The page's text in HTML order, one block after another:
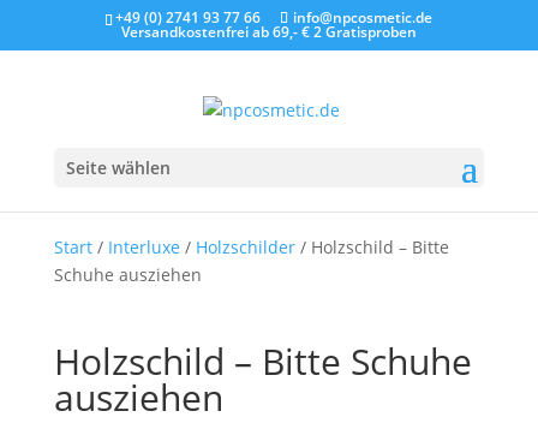
+49 (0) 2741 93 77 66 info@npcosmetic.de
Versandkostenfrei ab 69,- €2 Gratisproben
Seite wählen
Start/ Interluxe / Holzschilder/ Holzschild – Bitte
Schuhe ausziehen
Holzschild – Bitte Schuhe
ausziehen